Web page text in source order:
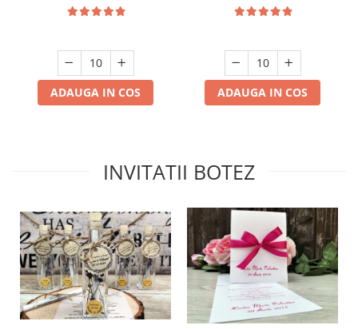
ADAUGA IN COS ADAUGA IN COS
INVITATII BOTEZ